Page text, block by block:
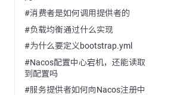
#消费者是如何调用提供者的
#负载均衡通过什么实现
#为什么要定义bootstrap.yml
#Nacos配置中心宕机，还能读取
到配置吗
#服务提供者如何向Nacos注册中